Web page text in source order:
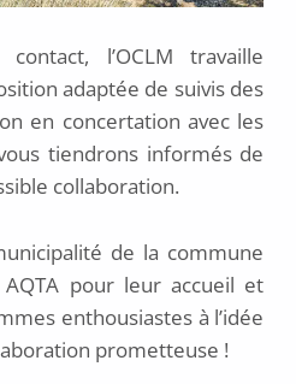
l’OCLM travaille
adaptée de suivis des
en concertation avec les
tiendrons informés de
collaboration.
de la commune
pour leur accueil et
enthousiastes à l’idée
prometteuse !